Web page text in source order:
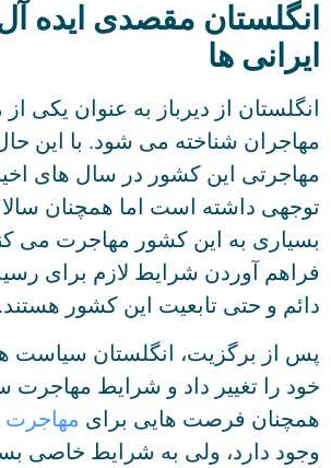
انگلستان مقصدی ایده
ایرانی ها
انگلستان از دیرباز به عنوان یکی
مهاجران شناخته می شود. با این
مهاجرتی این کشور در سال های اخیر
توجهی داشته است اما همچنان
بسیاری به این کشور مهاجرت می
فراهم آوردن شرایط لازم برای
دائم و حتی تابعیت این کشور هستند.
پس از برگزیت، انگلستان سیاست
خود را تغییر داد و شرایط مهاجرت
همچنان فرصت هایی برایمهاجرت
وجود دارد، ولی به شرایط خاصی